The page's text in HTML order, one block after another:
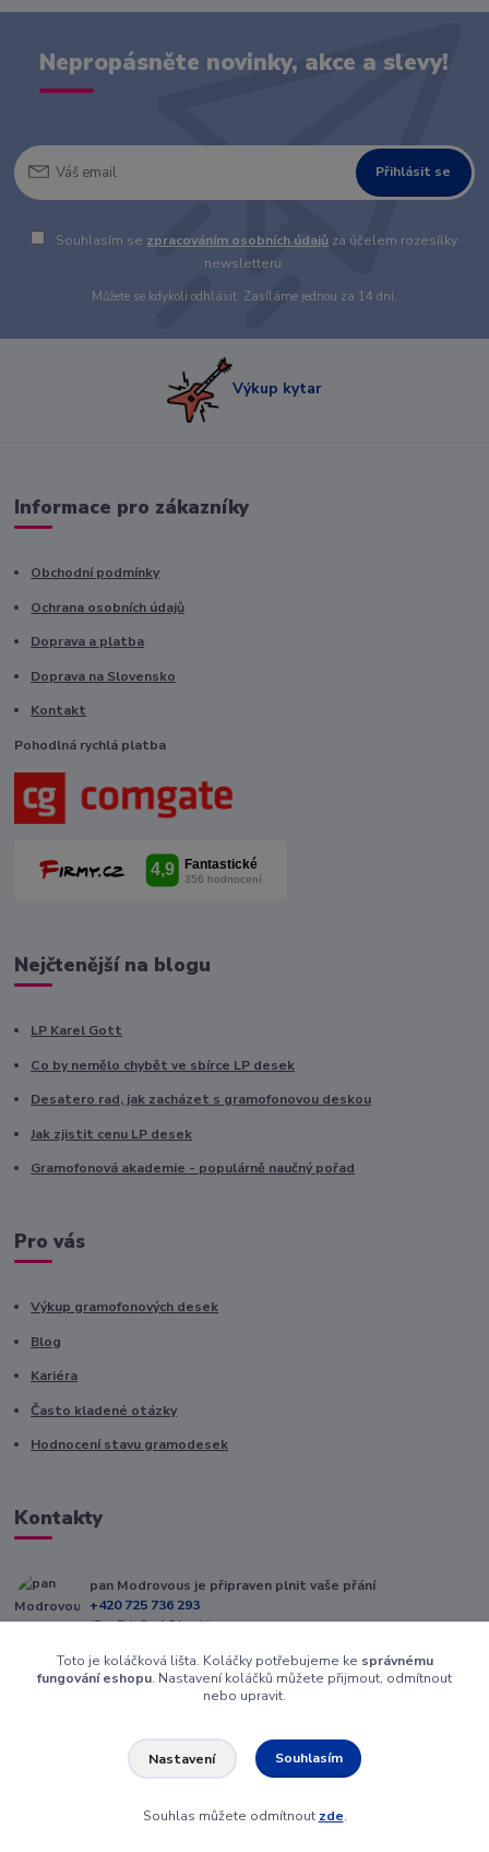
Nepropásněte novinky, akce a slevy!
Přihlásit se
Souhlasím se zpracováním osobních údajů za účelem rozesílky
newsletteru.
Můžete se kdykoli odhlásit. Zasíláme jednou za 14 dní.
Výkup kytar
Informace pro zákazníky
Obchodní podmínky
Ochrana osobních údajů
Doprava a platba
Doprava na Slovensko
Kontakt
Pohodlná rychlá platba
Nejčtenější na blogu
LP Karel Gott
Co by nemělo chybět ve sbírce LP desek
Desatero rad, jak zacházet s gramofonovou deskou
Jak zjistit cenu LP desek
Gramofonová akademie - populárně naučný pořad
Pro vás
Výkup gramofonových desek
Blog
Kariéra
Často kladené otázky
Hodnocení stavu gramodesek
Kontakty
pan Modrovous je připraven plnit vaše přání
+420 725 736 293
(Po-Pá, 8 - 16 hod.)
info@modrovous.cz
Vytvořeno na Eshop-rychle.cz
Toto je koláčková lišta. Koláčky potřebujeme ke správnému
fungování eshopu. Nastavení koláčků můžete přijmout, odmítnout
nebo upravit.
Nastavení Souhlasím
Souhlas můžete odmítnout zde.